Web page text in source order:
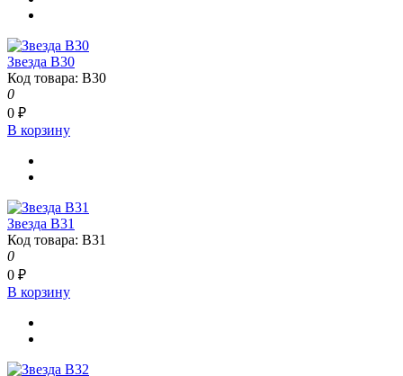
Звезда В30
Код товара: В30
0
0 ₽
В корзину
Звезда В31
Код товара: В31
0
0 ₽
В корзину